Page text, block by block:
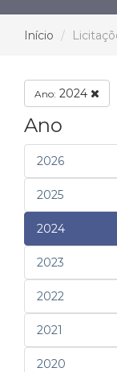
Início
Ano: 2024
Ano
2026
2025
2024
2023
2022
2021
2020